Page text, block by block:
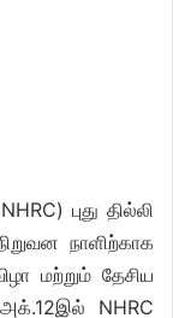
புது தில்லி
நாளிற்காக
மற்றும் தேசிய
NHRC